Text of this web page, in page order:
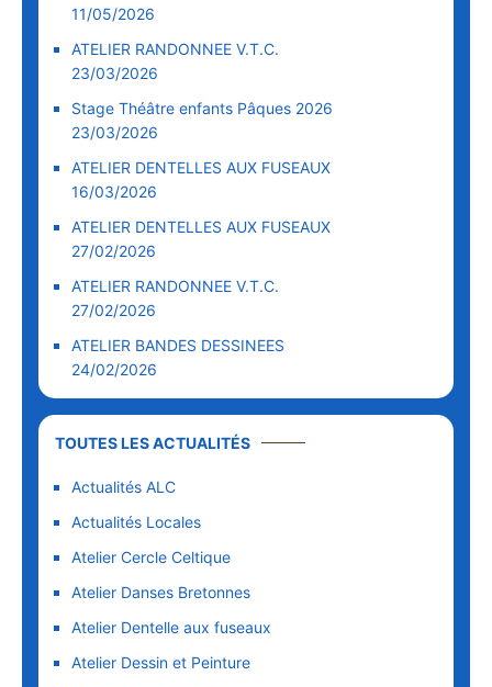
11/05/2026
ATELIER RANDONNEE V.T.C.
23/03/2026
Stage Théâtre enfants Pâques 2026
23/03/2026
ATELIER DENTELLES AUX FUSEAUX
16/03/2026
ATELIER DENTELLES AUX FUSEAUX
27/02/2026
ATELIER RANDONNEE V.T.C.
27/02/2026
ATELIER BANDES DESSINEES
24/02/2026
TOUTES LES ACTUALITÉS
Actualités ALC
Actualités Locales
Atelier Cercle Celtique
Atelier Danses Bretonnes
Atelier Dentelle aux fuseaux
Atelier Dessin et Peinture